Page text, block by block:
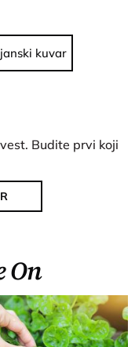
kuvar
Budite prvi koji
On